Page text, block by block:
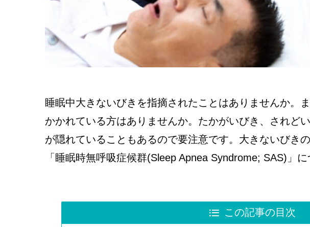
睡眠中大きないびきを指摘されたことはありませんか。
かかれている方はありませんか。たかがいびき、されど
が隠れていることもあるので要注意です。大きないびき
「睡眠時無呼吸症候群(Sleep Apnea Syndrome; SAS)」に
この記事の目次